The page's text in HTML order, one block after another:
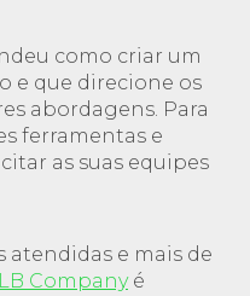
como criar um
e que direcione os
abordagens. Para
ferramentas e
as suas equipes
atendidas e mais de
LB Companyé